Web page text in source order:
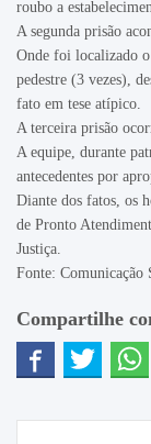
roubo a
A segunda prisão
Onde foi localizado o
pedestre (3 vezes),
fato em tese atípico.
A terceira prisão
A equipe, durante
antecedentes por
Diante dos fatos, os
de Pronto
Justiça.
Fonte: Comunicação
Compartilhe